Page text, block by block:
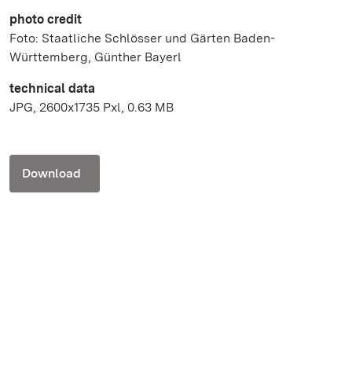
photo credit
Foto: Staatliche Schlösser und Gärten Baden-
Württemberg, Günther Bayerl
technical data
JPG, 2600x1735 Pxl, 0.63 MB
Download